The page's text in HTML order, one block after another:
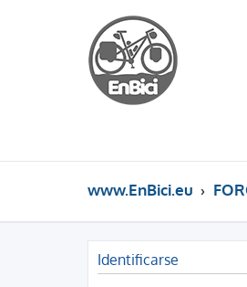
www.EnBici.eu
Identificarse